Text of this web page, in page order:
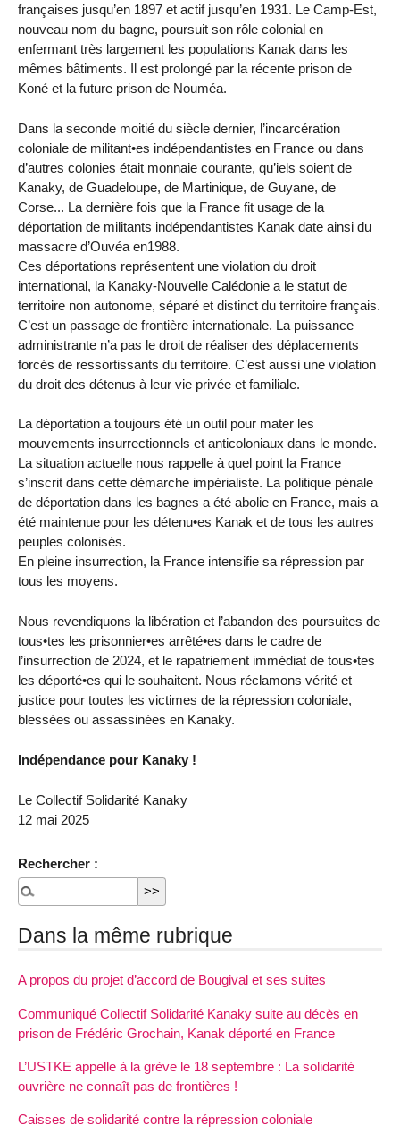
françaises jusqu’en 1897 et actif jusqu’en 1931. Le Camp-Est,
nouveau nom du bagne, poursuit son rôle colonial en
enfermant très largement les populations Kanak dans les
mêmes bâtiments. Il est prolongé par la récente prison de
Koné et la future prison de Nouméa.
Dans la seconde moitié du siècle dernier, l’incarcération
coloniale de militant•es indépendantistes en France ou dans
d’autres colonies était monnaie courante, qu’iels soient de
Kanaky, de Guadeloupe, de Martinique, de Guyane, de
Corse... La dernière fois que la France fit usage de la
déportation de militants indépendantistes Kanak date ainsi du
massacre d’Ouvéa en1988.
Ces déportations représentent une violation du droit
international, la Kanaky-Nouvelle Calédonie a le statut de
territoire non autonome, séparé et distinct du territoire français.
C’est un passage de frontière internationale. La puissance
administrante n’a pas le droit de réaliser des déplacements
forcés de ressortissants du territoire. C’est aussi une violation
du droit des détenus à leur vie privée et familiale.
La déportation a toujours été un outil pour mater les
mouvements insurrectionnels et anticoloniaux dans le monde.
La situation actuelle nous rappelle à quel point la France
s’inscrit dans cette démarche impérialiste. La politique pénale
de déportation dans les bagnes a été abolie en France, mais a
été maintenue pour les détenu•es Kanak et de tous les autres
peuples colonisés.
En pleine insurrection, la France intensifie sa répression par
tous les moyens.
Nous revendiquons la libération et l’abandon des poursuites de
tous•tes les prisonnier•es arrêté•es dans le cadre de
l’insurrection de 2024, et le rapatriement immédiat de tous•tes
les déporté•es qui le souhaitent. Nous réclamons vérité et
justice pour toutes les victimes de la répression coloniale,
blessées ou assassinées en Kanaky.
Indépendance pour Kanaky !
Le Collectif Solidarité Kanaky
12 mai 2025
Rechercher :
Dans la même rubrique
A propos du projet d’accord de Bougival et ses suites
Communiqué Collectif Solidarité Kanaky suite au décès en
prison de Frédéric Grochain, Kanak déporté en France
L’USTKE appelle à la grève le 18 septembre : La solidarité
ouvrière ne connaît pas de frontières !
Caisses de solidarité contre la répression coloniale